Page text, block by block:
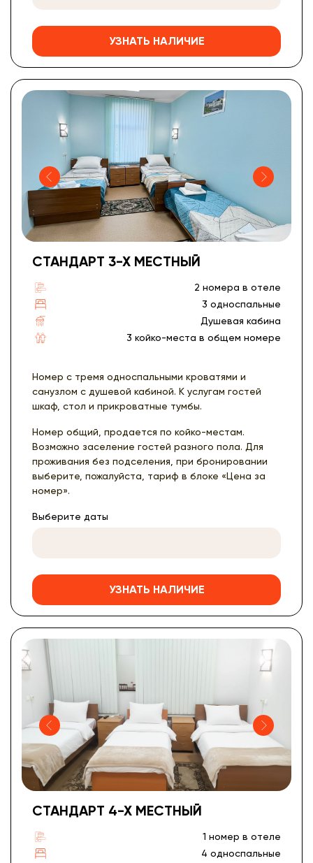
УЗНАТЬ НАЛИЧИЕ
СТАНДАРТ 3-Х МЕСТНЫЙ
2 номера в отеле
3 односпальные
Душевая кабина
3 койко-места в общем номере
Номер с тремя односпальными кроватями и
санузлом с душевой кабиной. К услугам гостей
шкаф, стол и прикроватные тумбы.
Номер общий, продается по койко-местам.
Возможно заселение гостей разного пола. Для
проживания без подселения, при бронировании
выберите, пожалуйста, тариф в блоке «Цена за
номер».
Выберите даты
УЗНАТЬ НАЛИЧИЕ
СТАНДАРТ 4-Х МЕСТНЫЙ
1 номер в отеле
4 односпальные